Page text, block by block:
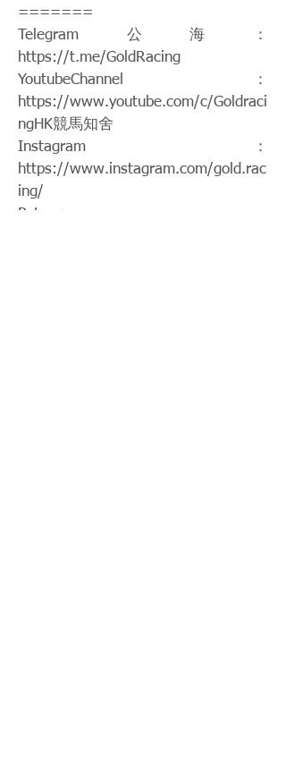
=======
Telegram公海：
https://t.me/GoldRacing
YoutubeChannel：
https://www.youtube.com/c/Goldraci
ngHK競馬知舍
Instagram：
https://www.instagram.com/gold.rac
ing/
Patreon：